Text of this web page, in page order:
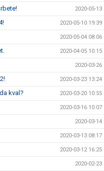
2020-05-13
2020-05-10 19:39
2020-05-04 08:06
2020-04-05 10:15
2020-03-26
2020-03-23 13:24
kval? 2020-03-20 10:55
2020-03-16 10:07
2020-03-14
2020-03-13 08:17
2020-03-12 16:25
2020-02-23